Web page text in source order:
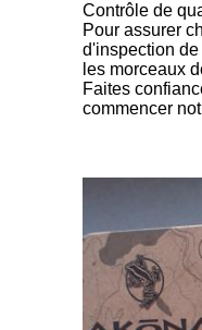
Contrôle de
Pour assurer
d'inspection
les morceaux
Faites
commencer